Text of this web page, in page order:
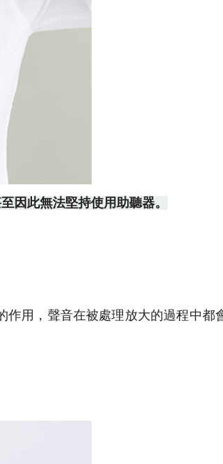
因此無法堅持使用助聽器。
作用，聲音在被處理放大的過程中都